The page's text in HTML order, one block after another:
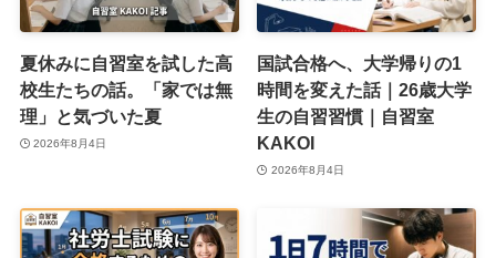
夏休みに自習室を試した高
校生たちの話。「家では無
理」と気づいた夏
2026年8月4日
国試合格へ、大学帰りの1
時間を変えた話｜26歳大学
生の自習習慣｜自習室
KAKOI
2026年8月4日